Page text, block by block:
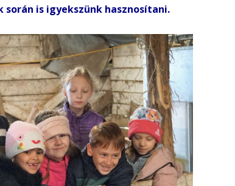
is igyekszünk hasznosítani.